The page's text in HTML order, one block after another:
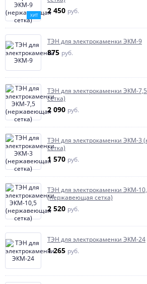
ХИТ 2 450 руб.
ТЭН для электрокаменки ЭКМ-9
875 руб.
ТЭН для электрокаменки ЭКМ-
сетка)
2 090 руб.
ТЭН для электрокаменки ЭКМ-3
сетка)
1 570 руб.
ТЭН для электрокаменки ЭКМ-
(нержавеющая сетка)
2 520 руб.
ТЭН для электрокаменки ЭКМ-24
1 265 руб.